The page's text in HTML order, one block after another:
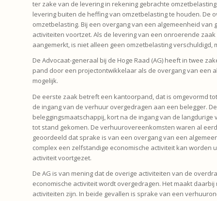
ter zake van de levering in rekening gebrachte
levering buiten de heffing van omzetbelasting te houden. De
omzetbelasting. Bij een overgang van een algemeenheid
activiteiten voortzet. Als de levering van een onroerende
aangemerkt, is niet alleen geen omzetbelasting verschuldigd,
De Advocaat-generaal bij de Hoge Raad (AG) heeft in twee
pand door een projectontwikkelaar als de overgang van een
mogelijk.
De eerste zaak betreft een kantoorpand, dat is omgevormd
de ingang van de verhuur overgedragen aan een belegger.
beleggingsmaatschappij, kort na de ingang van de
tot stand gekomen. De verhuurovereenkomsten waren al
geoordeeld dat sprake is van een overgang van een
complex een zelfstandige economische activiteit kan
activiteit voortgezet.
De AG is van mening dat de overige activiteiten van de
economische activiteit wordt overgedragen. Het maakt
activiteiten zijn. In beide gevallen is sprake van een